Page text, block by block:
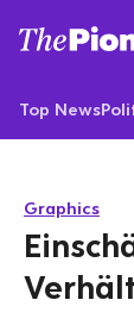
Top News
Graphics